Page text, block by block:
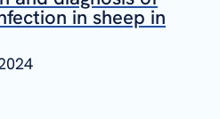
in sheep in